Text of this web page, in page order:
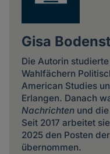
Gisa
Die Autorin
Wahlfächern
American Studies
Erlangen. Danach
Nachrichtenund die
Seit 2017 arbeitet
2025 den Posten
übernommen.